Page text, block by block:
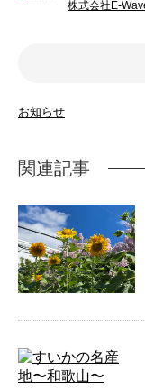
株式会社E-
お知らせ
関連記事